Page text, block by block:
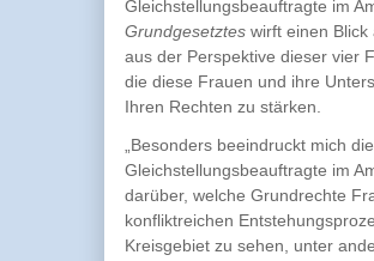
Gleichstellungsbeauftragte im
Grundgesetztes wirft einen
aus der Perspektive dieser vier
die diese Frauen und ihre
Ihren Rechten zu stärken.
„Besonders beeindruckt mich
Gleichstellungsbeauftragte im
darüber, welche Grundrechte
konfliktreichen
Kreisgebiet zu sehen, unter